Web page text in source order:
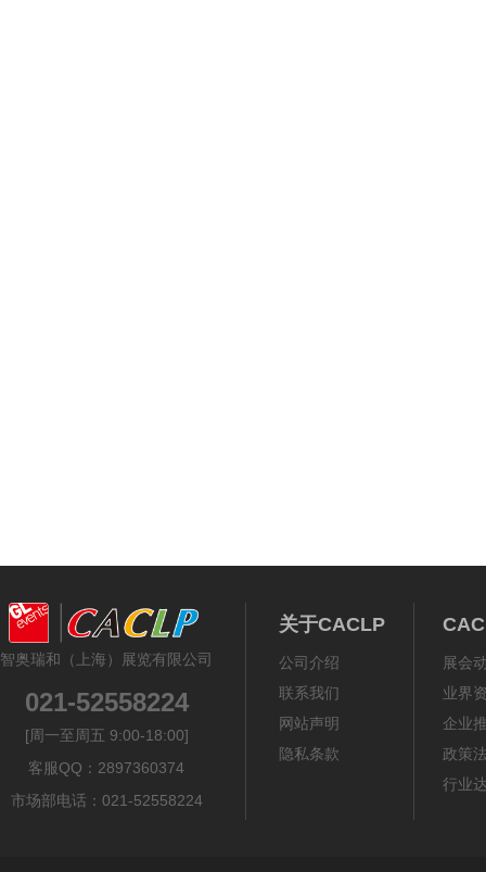
智奥瑞和（上海）展览有限公司
021-52558224
[周一至周五 9:00-18:00]
客服QQ：2897360374
市场部电话：021-52558224
关于CACLP
公司介绍
联系我们
网站声明
隐私条款
展会
业界
企业
政策
行业